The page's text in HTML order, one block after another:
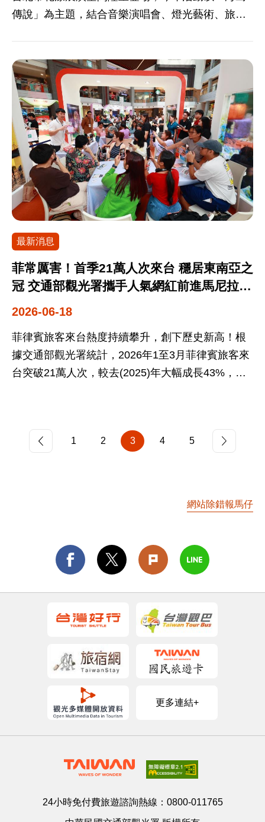
超值地體驗部落文化的多元魅力，特別推出限量
多獲得100元，還能參加驚喜抽獎，邀請大家帶上家
人朋友，把部落的美好與感動帶回家。 2026台灣部
落觀光嘉年華 相關資訊 活動日期｜115 年 6 月 26
日（五）至 6 月 28 日（日） 活動地點｜台北車站
一樓大廳 更多資訊｜請持續關注「2026台灣部落觀
光嘉年華」臉書官方粉絲團
窯帶來「十二生肖杯墊」彩繪體驗，重塑傳統臺式
系列活動不僅延續臺灣觀光品牌3.0「TAIWAN-
Waves of Wonder」之核心精神，更具體呈現多元
且富層次的旅遊內容，有效深化當地業者對臺灣的
認識與好感。觀光署指出，透過此次澳紐市場的深
度對接，除穩固既有合作基礎外，也為後續產品開
發與通路拓展注入新動能，深化並落實在地化行銷
策略，進一步鞏固臺灣在亞太旅遊市場的品牌定位
與影響力，期盼吸引更多澳紐旅客親身體驗這座島
嶼全天候不間斷的魅力與款待。 2026澳紐地區觀光
推廣活動資訊： 雪梨臺灣觀光推廣會 ‧時間：2026
年6月18日(四) 16:30-20:30 ‧地點：Hyatt Regency
Sydney (161 Sussex Street, Sydney) 墨爾本臺灣觀
光推廣會 ‧時間：2026年6月22日(一) 16:30-20:30 ‧
地點：Park Hyatt Melbourne (1 Parliament Square,
off Parliament Place, Melbourne) 奧克蘭臺灣觀光
推廣會 ‧時間：2026年6月24日(三) 16:30-20:30 ‧地
點：JW Marriott Auckland (22-26 Albert Street,
Auckland)
此外，義大遊樂世界給出全民880元激省價，小叮噹
心水樂園450元、穿花襯衫水陸聯票999元，全面引
爆夏日狂歡。 除了刺激設施，夏日的山林避暑與深
度體驗也同樣精彩。尚順育樂世界暑期套票下殺599
元，週末穿校園制服再送旋轉木馬體驗；西湖渡假
村「仲夏花火節」主打任一票種「12歲以下兒童免
費」，可在氣墊城堡奔跑並欣賞夜空煙火；柳營尖
山埤渡假村凡滿80歲或身分證含「8」或「0」即享
免門票入園，並規劃水球泡泡派對；雲仙樂園祭出
空中纜車票買五送一，邀民眾搭纜車賞瀑布、體驗
萌牧草券，現場購票滿8張再送1張；遠雄海洋公園
推出特惠價950元，邀請大家解鎖「海豚守護基
地」；原生應用植物園搶攻學生季，穿制服、帶畢
老照片現場購票半價、水球大戰與經典水上芭蕾；
東勢林場搭大眾運輸憑證入園只要60元，都讓夏季
旅遊更具回憶價值。 觀光署提醒，為響應環保並紓
解交通壓力，民眾搭乘公共運輸入園，不僅有機會
傳說」為主題，結合音樂演唱會、燈光藝術、旅遊
間登場，連續四個週六於澎湖觀音亭熱力開唱，並
於9月13日（日）加碼一場，共帶來五場巨星級演唱
會，邀請16組人氣與實力兼具的藝人輪番演出。 今
年卡司陣容星光熠熠，包括韓籍藝人-圭賢、盧廣
仲、周湯豪、玖壹壹、理想混蛋、TRASH、宇宙
人、高爾宣OSN及安心亞等藝人接力開唱，週週帶
來不同音樂魅力，邀請全臺旅客一同走進澎湖，感
受海風、音樂與光影交織的秋季氛圍。除音樂演出
外，今年燈光藝術展演展期自9月12日至10月11
技與藝術燈飾，打造浪漫迷人的海島夜間光環境，
讓觀音亭成為秋季最具話題性的夜遊景點。 行政院
南部聯合服務中心顏子傑副執行長表示：2026澎湖
友們秋冬來澎湖吹海風、聽音樂、看燈光、吃海
鮮，享受世界最美麗海灣澎湖的美好！澎湖縣政府
旅遊處劉美凡副處長也提到，依著名線上旅遊平台
公布2026年「旅客卓越評分獎」，澎湖馬公榮獲
多特色活動，歡迎所有好朋友來訪。交通部觀光署
現澎湖在地秋季旅遊風貌，「2026澎湖追風音樂燈
術、旅遊體驗、優惠活動等内容，期透過「音樂帶
動旅遊、光典延伸停留、優惠促進消費」，透過演
演之中，體驗從景點到商圈、從白天到夜晚的完整
OSN與PIZZALI驚喜現身，除了帶來精彩演出，也
與現場媒體及粉絲熱情互動，分享參與今年活動的
期待與心情。為回饋粉絲支持，主辦單位更加碼推
出每場300份「藝人澎湖限定小禮」，民眾只要於音
益，主辦單位同步規劃「2026澎湖秋瘋季」，整合
秋季旅遊資源與在地商家優惠，串聯食、宿、遊、
購、行等多元觀光面向，推出多項優惠與互動活
動，包括消費回饋、集章抽獎及現場抽獎等內容，
最新消息
菲常厲害！首季21萬人次來台 穩居東南亞之
冠 交通部觀光署攜手人氣網紅前進馬尼拉
2026-06-18
菲律賓旅客來台熱度持續攀升，創下歷史新高！根
據交通部觀光署統計，2026年1至3月菲律賓旅客來
台突破21萬人次，較去(2025)年大幅成長43%，表
司、觀光公協會、主題樂園、購物中心及旅行社等
28個單位，共53位代表組成台灣觀光代表團，前往
作，積極拓展新南向觀光商機。 菲律賓來台旅客以
自由行（FIT）為主力，比例高達66.2%，市場成長
於馬尼拉舉辦台灣旅展（Taiwan Travel Fair），活
動於6月12日至14日選在中高消費族群匯集的核心
柱型LED螢幕全日不間斷曝光台灣宣傳影片，以繽
Wonder（台灣魅力・驚喜無限）」品牌印象，將阿
里山森林小火車與多彩絢爛霓虹街景移師現場，透
過沉浸式體驗空間，宣傳台灣豐富且細緻的多元旅
遊魅力。 旅展結合台灣特色文化與互動體驗，安排
邀請榮獲六面全民運動會金牌肯定的「鈴行者劇
團」及Zumba Fitness舞蹈帶動跳，全力炒熱現場氣
氛。為擴大社群影響力，特別邀請菲律賓人氣網紅
Cocoy Lim到場分享台灣旅遊經驗，提升菲國民眾
1 2 3 4 5
網站除錯報馬仔
更多連結+
24小時免付費旅遊諮詢熱線： 0800-011765